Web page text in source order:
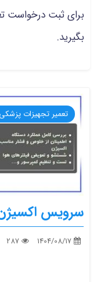
برای ثبت درخواست
بگیرید.
تعمیر تجهیزات
سرویس